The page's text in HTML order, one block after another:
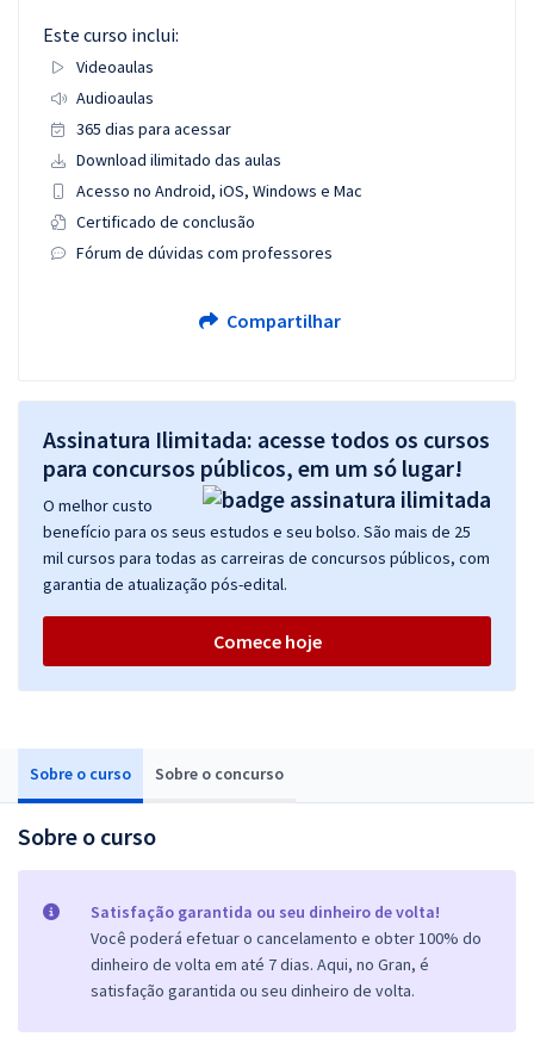
Sobre o curso Sobre o concurso
Sobre o curso
Satisfação garantida ou seu dinheiro de volta!
Você poderá efetuar o cancelamento e obter 100% do
dinheiro de volta em até 7 dias. Aqui, no Gran, é
satisfação garantida ou seu dinheiro de volta.
Este curso inclui:
Videoaulas
Audioaulas
365 dias para acessar
Download ilimitado das aulas
Acesso no Android, iOS, Windows e Mac
Certificado de conclusão
Fórum de dúvidas com professores
Compartilhar
Assinatura Ilimitada: acesse todos os cursos
para concursos públicos, em um só lugar!
O melhor custo
benefício para os seus estudos e seu bolso. São mais de 25
mil cursos para todas as carreiras de concursos públicos, com
garantia de atualização pós-edital.
Comece hoje